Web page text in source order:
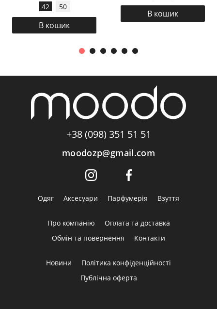
42 50
В кошик
В кошик
+38 (098) 351 51 51
moodozp@gmail.com
Одяг Аксесуари Парфумерія Взуття
Про компанію
Оплата та доставка
Обмін та повернення
Контакти
Новини
Політика конфіденційності
Публічна оферта